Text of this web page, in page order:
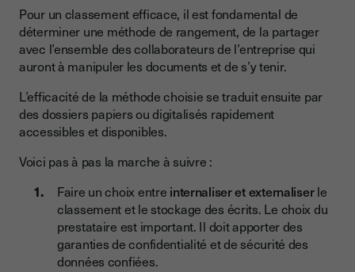
Pour un classement efficace, il est fondamental de
déterminer une méthode de rangement, de la partager
avec l’ensemble des collaborateurs de l’entreprise qui
auront à manipuler les documents et de s’y tenir.
L’efficacité de la méthode choisie se traduit ensuite par
des dossiers papiers ou digitalisés rapidement
accessibles et disponibles.
Voici pas à pas la marche à suivre :
Faire un choix entre internaliser et externaliserle
classement et le stockage des écrits. Le choix du
prestataire est important. Il doit apporter des
garanties de confidentialité et de sécurité des
données confiées.